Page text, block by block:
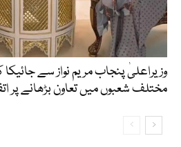
وزیراعلیٰ پنجاب مریم نواز سے
مختلف شعبوں میں تعاون بڑھانے پر